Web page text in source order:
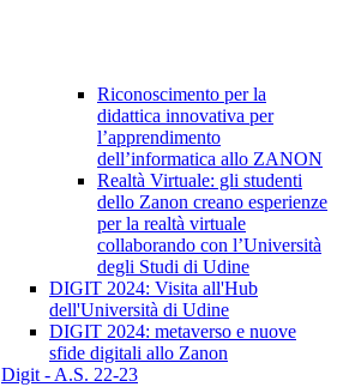
Riconoscimento per la
didattica innovativa per
l’apprendimento
dell’informatica allo ZANON
Realtà Virtuale: gli studenti
dello Zanon creano esperienze
per la realtà virtuale
collaborando con l’Università
degli Studi di Udine
DIGIT 2024: Visita all'Hub
dell'Università di Udine
DIGIT 2024: metaverso e nuove
sfide digitali allo Zanon
Digit - A.S. 22-23